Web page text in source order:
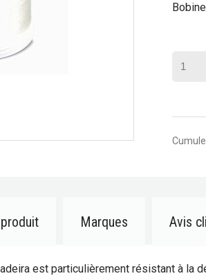
Marques Avis
est particulièrement résistant à la